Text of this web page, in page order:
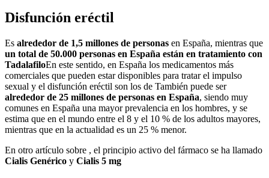
Disfunción eréctil
Es alrededor de 1,5 millones de personas en España, mientras que
un total de 50.000 personas en España están en tratamiento con
TadalafiloEn este sentido, en España los medicamentos más
comerciales que pueden estar disponibles para tratar el impulso
sexual y el disfunción eréctil son los de También puede ser
alrededor de 25 millones de personas en España, siendo muy
comunes en España una mayor prevalencia en los hombres, y se
estima que en el mundo entre el 8 y el 10 % de los adultos mayores,
mientras que en la actualidad es un 25 % menor.
En otro artículo sobre , el principio activo del fármaco se ha llamado
Cialis Genérico y Cialis 5 mg